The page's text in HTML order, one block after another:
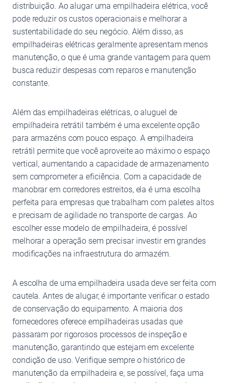
distribuição. Ao alugar uma empilhadeira elétrica, você
pode reduzir os custos operacionais e melhorar a
sustentabilidade do seu negócio. Além disso, as
empilhadeiras elétricas geralmente apresentam menos
manutenção, o que é uma grande vantagem para quem
busca reduzir despesas com reparos e manutenção
constante.
Além das empilhadeiras elétricas, o aluguel de
empilhadeira retrátil também é uma excelente opção
para armazéns com pouco espaço. A empilhadeira
retrátil permite que você aproveite ao máximo o espaço
vertical, aumentando a capacidade de armazenamento
sem comprometer a eficiência. Com a capacidade de
manobrar em corredores estreitos, ela é uma escolha
perfeita para empresas que trabalham com paletes altos
e precisam de agilidade no transporte de cargas. Ao
escolher esse modelo de empilhadeira, é possível
melhorar a operação sem precisar investir em grandes
modificações na infraestrutura do armazém.
A escolha de uma empilhadeira usada deve ser feita com
cautela. Antes de alugar, é importante verificar o estado
de conservação do equipamento. A maioria dos
fornecedores oferece empilhadeiras usadas que
passaram por rigorosos processos de inspeção e
manutenção, garantindo que estejam em excelente
condição de uso. Verifique sempre o histórico de
manutenção da empilhadeira e, se possível, faça uma